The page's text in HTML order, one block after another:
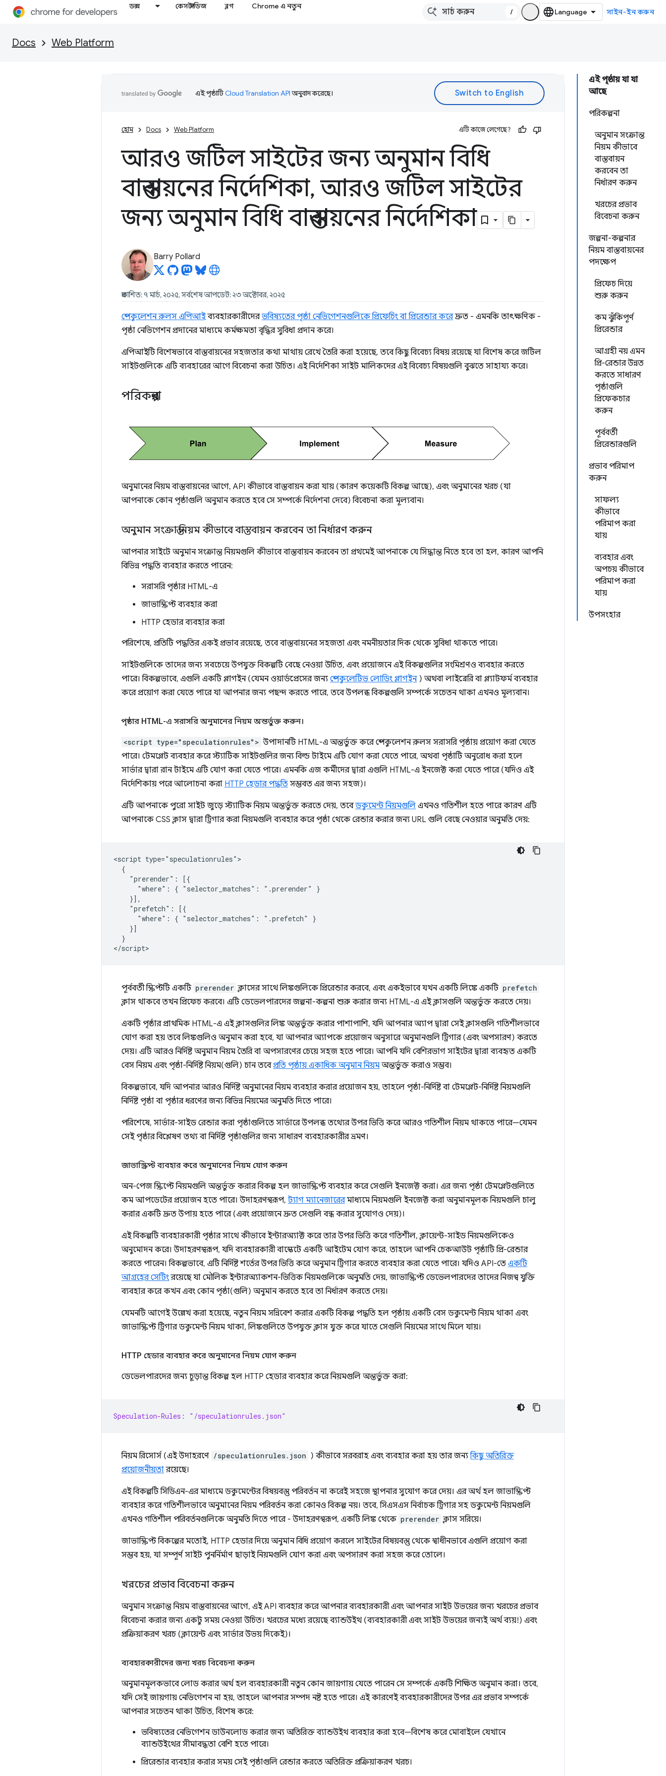
ডক্স কেস স্টাডিজ ব্লগ Chrome এ নতুন
/ সাইন-ইন করুন
Docs Web Platform
এই পৃষ্ঠায় যা যা
আছে
পরিকল্পনা
অনুমান সংক্রান্ত
নিয়ম কীভাবে
বাস্তবায়ন
করবেন তা
নির্ধারণ করুন
খরচের প্রভাব
বিবেচনা করুন
জল্পনা-কল্পনার
নিয়ম বাস্তবায়নের
পদক্ষেপ
প্রিফেচ দিয়ে
শুরু করুন
কম ঝুঁকিপূর্ণ
প্রিরেন্ডার
আগ্রহী নয় এমন
প্রি-রেন্ডার উন্নত
করতে সাধারণ
পৃষ্ঠাগুলি
প্রিফেকচার
করুন
পূর্ববর্তী
প্রিরেন্ডারগুলি
প্রভাব পরিমাপ
করুন
সাফল্য
কীভাবে
পরিমাপ করা
যায়
ব্যবহার এবং
অপচয় কীভাবে
পরিমাপ করা
যায়
উপসংহার
এই পৃষ্ঠাটিCloud Translation APIঅনুবাদ করেছে।
হোম Docs Web Platform এটি কাজে লেগেছে?
আরও জটিল সাইটের জন্য অনুমান বিধি
বাস্তবায়নের নির্দেশিকা, আরও জটিল সাইটের
জন্য অনুমান বিধি বাস্তবায়নের নির্দেশিকা
Barry Pollard
প্রকাশিত: ৭ মার্চ, ২০২৫, সর্বশেষ আপডেট: ২৩ অক্টোবর, ২০২৫
স্পেকুলেশন রুলস এপিআইব্যবহারকারীদেরভবিষ্যতের পৃষ্ঠা নেভিগেশনগুলিকে প্রিফেচিং বা প্রিরেন্ডার করেদ্রুত - এমনকি তাৎক্ষণিক -
পৃষ্ঠা নেভিগেশন প্রদানের মাধ্যমে কর্মক্ষমতা বৃদ্ধির সুবিধা প্রদান করে।
এপিআইটি বিশেষভাবে বাস্তবায়নের সহজতার কথা মাথায় রেখে তৈরি করা হয়েছে, তবে কিছু বিবেচ্য বিষয় রয়েছে যা বিশেষ করে জটিল
সাইটগুলিকে এটি ব্যবহারের আগে বিবেচনা করা উচিত। এই নির্দেশিকা সাইট মালিকদের এই বিবেচ্য বিষয়গুলি বুঝতে সাহায্য করে।
পরিকল্পনা
অনুমানের নিয়ম বাস্তবায়নের আগে, API কীভাবে বাস্তবায়ন করা যায় (কারণ কয়েকটি বিকল্প আছে), এবং অনুমানের খরচ (যা
আপনাকে কোন পৃষ্ঠাগুলি অনুমান করতে হবে সে সম্পর্কে নির্দেশনা দেবে) বিবেচনা করা মূল্যবান।
অনুমান সংক্রান্ত নিয়ম কীভাবে বাস্তবায়ন করবেন তা নির্ধারণ করুন
আপনার সাইটে অনুমান সংক্রান্ত নিয়মগুলি কীভাবে বাস্তবায়ন করবেন তা প্রথমেই আপনাকে যে সিদ্ধান্ত নিতে হবে তা হল, কারণ আপনি
বিভিন্ন পদ্ধতি ব্যবহার করতে পারেন:
সরাসরি পৃষ্ঠার HTML-এ
জাভাস্ক্রিপ্ট ব্যবহার করা
HTTP হেডার ব্যবহার করা
পরিশেষে, প্রতিটি পদ্ধতির একই প্রভাব রয়েছে, তবে বাস্তবায়নের সহজতা এবং নমনীয়তার দিক থেকে সুবিধা থাকতে পারে।
সাইটগুলিকে তাদের জন্য সবচেয়ে উপযুক্ত বিকল্পটি বেছে নেওয়া উচিত, এবং প্রয়োজনে এই বিকল্পগুলির সংমিশ্রণও ব্যবহার করতে
পারে। বিকল্পভাবে, এগুলি একটি প্লাগইন (যেমন ওয়ার্ডপ্রেসের জন্য স্পেকুলেটিভ লোডিং প্লাগইন) অথবা লাইব্রেরি বা প্ল্যাটফর্ম ব্যবহার
করে প্রয়োগ করা যেতে পারে যা আপনার জন্য পছন্দ করতে পারে, তবে উপলব্ধ বিকল্পগুলি সম্পর্কে সচেতন থাকা এখনও মূল্যবান।
পৃষ্ঠার HTML-এ সরাসরি অনুমানের নিয়ম অন্তর্ভুক্ত করুন।
<script type="speculationrules"> উপাদানটি HTML-এ অন্তর্ভুক্ত করে স্পেকুলেশন রুলস সরাসরি পৃষ্ঠায় প্রয়োগ করা যেতে
পারে। টেমপ্লেট ব্যবহার করে স্ট্যাটিক সাইটগুলির জন্য বিল্ড টাইমে এটি যোগ করা যেতে পারে, অথবা পৃষ্ঠাটি অনুরোধ করা হলে
সার্ভার দ্বারা রান টাইমে এটি যোগ করা যেতে পারে। এমনকি এজ কর্মীদের দ্বারা এগুলি HTML-এ ইনজেক্ট করা যেতে পারে (যদিও এই
নির্দেশিকায় পরে আলোচনা করা HTTP হেডার পদ্ধতি সম্ভবত এর জন্য সহজ)।
এটি আপনাকে পুরো সাইট জুড়ে স্ট্যাটিক নিয়ম অন্তর্ভুক্ত করতে দেয়, তবেডকুমেন্ট নিয়মগুলি এখনও গতিশীল হতে পারে কারণ এটি
আপনাকে CSS ক্লাস দ্বারা ট্রিগার করা নিয়মগুলি ব্যবহার করে পৃষ্ঠা থেকে রেন্ডার করার জন্য URL গুলি বেছে নেওয়ার অনুমতি দেয়:
<script type="speculationrules">
  {
    "prerender": [{
      "where": { "selector_matches": ".prerender" }
    }],
    "prefetch": [{
      "where": { "selector_matches": ".prefetch" }
    }]
  }
পূর্ববর্তী স্ক্রিপ্টটি একটি prerender ক্লাসের সাথে লিঙ্কগুলিকে প্রিরেন্ডার করবে, এবং একইভাবে যখন একটি লিঙ্কে একটি prefetch
ক্লাস থাকবে তখন প্রিফেচ করবে। এটি ডেভেলপারদের জল্পনা-কল্পনা শুরু করার জন্য HTML-এ এই ক্লাসগুলি অন্তর্ভুক্ত করতে দেয়।
একটি পৃষ্ঠার প্রাথমিক HTML-এ এই ক্লাসগুলির লিঙ্ক অন্তর্ভুক্ত করার পাশাপাশি, যদি আপনার অ্যাপ দ্বারা সেই ক্লাসগুলি গতিশীলভাবে
যোগ করা হয় তবে লিঙ্কগুলিও অনুমান করা হবে, যা আপনার অ্যাপকে প্রয়োজন অনুসারে অনুমানগুলি ট্রিগার (এবং অপসারণ) করতে
দেয়। এটি আরও নির্দিষ্ট অনুমান নিয়ম তৈরি বা অপসারণের চেয়ে সহজ হতে পারে। আপনি যদি বেশিরভাগ সাইটের দ্বারা ব্যবহৃত একটি
বেস নিয়ম এবং পৃষ্ঠা-নির্দিষ্ট নিয়ম(গুলি) চান তবেপ্রতি পৃষ্ঠায় একাধিক অনুমান নিয়ম অন্তর্ভুক্ত করাও সম্ভব।
বিকল্পভাবে, যদি আপনার আরও নির্দিষ্ট অনুমানের নিয়ম ব্যবহার করার প্রয়োজন হয়, তাহলে পৃষ্ঠা-নির্দিষ্ট বা টেমপ্লেট-নির্দিষ্ট নিয়মগুলি
নির্দিষ্ট পৃষ্ঠা বা পৃষ্ঠার ধরণের জন্য বিভিন্ন নিয়মের অনুমতি দিতে পারে।
পরিশেষে, সার্ভার-সাইড রেন্ডার করা পৃষ্ঠাগুলিতে সার্ভারে উপলব্ধ তথ্যের উপর ভিত্তি করে আরও গতিশীল নিয়ম থাকতে পারে—যেমন
সেই পৃষ্ঠার বিশ্লেষণ তথ্য বা নির্দিষ্ট পৃষ্ঠাগুলির জন্য সাধারণ ব্যবহারকারীর ভ্রমণ।
জাভাস্ক্রিপ্ট ব্যবহার করে অনুমানের নিয়ম যোগ করুন
অন-পেজ স্ক্রিপ্টে নিয়মগুলি অন্তর্ভুক্ত করার বিকল্প হল জাভাস্ক্রিপ্ট ব্যবহার করে সেগুলি ইনজেক্ট করা। এর জন্য পৃষ্ঠা টেমপ্লেটগুলিতে
কম আপডেটের প্রয়োজন হতে পারে। উদাহরণস্বরূপ, ট্যাগ ম্যানেজারেরমাধ্যমে নিয়মগুলি ইনজেক্ট করা অনুমানমূলক নিয়মগুলি চালু
করার একটি দ্রুত উপায় হতে পারে (এবং প্রয়োজনে দ্রুত সেগুলি বন্ধ করার সুযোগও দেয়)।
এই বিকল্পটি ব্যবহারকারী পৃষ্ঠার সাথে কীভাবে ইন্টারঅ্যাক্ট করে তার উপর ভিত্তি করে গতিশীল, ক্লায়েন্ট-সাইড নিয়মগুলিকেও
অনুমোদন করে। উদাহরণস্বরূপ, যদি ব্যবহারকারী বাস্কেটে একটি আইটেম যোগ করে, তাহলে আপনি চেকআউট পৃষ্ঠাটি প্রি-রেন্ডার
করতে পারেন। বিকল্পভাবে, এটি নির্দিষ্ট শর্তের উপর ভিত্তি করে অনুমান ট্রিগার করতে ব্যবহার করা যেতে পারে। যদিও API-তে একটি
আগ্রহের সেটিংরয়েছে যা মৌলিক ইন্টারঅ্যাকশন-ভিত্তিক নিয়মগুলিকে অনুমতি দেয়, জাভাস্ক্রিপ্ট ডেভেলপারদের তাদের নিজস্ব যুক্তি
ব্যবহার করে কখন এবং কোন পৃষ্ঠা(গুলি) অনুমান করতে হবে তা নির্ধারণ করতে দেয়।
যেমনটি আগেই উল্লেখ করা হয়েছে, নতুন নিয়ম সন্নিবেশ করার একটি বিকল্প পদ্ধতি হল পৃষ্ঠায় একটি বেস ডকুমেন্ট নিয়ম থাকা এবং
জাভাস্ক্রিপ্ট ট্রিগার ডকুমেন্ট নিয়ম থাকা, লিঙ্কগুলিতে উপযুক্ত ক্লাস যুক্ত করে যাতে সেগুলি নিয়মের সাথে মিলে যায়।
HTTP হেডার ব্যবহার করে অনুমানের নিয়ম যোগ করুন
ডেভেলপারদের জন্য চূড়ান্ত বিকল্প হল HTTP হেডার ব্যবহার করে নিয়মগুলি অন্তর্ভুক্ত করা:
Speculation-Rules: "/speculationrules.json"
নিয়ম রিসোর্স (এই উদাহরণে /speculationrules.json ) কীভাবে সরবরাহ এবং ব্যবহার করা হয় তার জন্যকিছু অতিরিক্ত
প্রয়োজনীয়তারয়েছে।
এই বিকল্পটি সিডিএন-এর মাধ্যমে ডকুমেন্টের বিষয়বস্তু পরিবর্তন না করেই সহজে স্থাপনার সুযোগ করে দেয়। এর অর্থ হল জাভাস্ক্রিপ্ট
ব্যবহার করে গতিশীলভাবে অনুমানের নিয়ম পরিবর্তন করা কোনও বিকল্প নয়। তবে, সিএসএস নির্বাচক ট্রিগার সহ ডকুমেন্ট নিয়মগুলি
এখনও গতিশীল পরিবর্তনগুলিকে অনুমতি দিতে পারে - উদাহরণস্বরূপ, একটি লিঙ্ক থেকে prerender ক্লাস সরিয়ে।
জাভাস্ক্রিপ্ট বিকল্পের মতোই, HTTP হেডার দিয়ে অনুমান বিধি প্রয়োগ করলে সাইটের বিষয়বস্তু থেকে স্বাধীনভাবে এগুলি প্রয়োগ করা
সম্ভব হয়, যা সম্পূর্ণ সাইট পুনর্নির্মাণ ছাড়াই নিয়মগুলি যোগ করা এবং অপসারণ করা সহজ করে তোলে।
খরচের প্রভাব বিবেচনা করুন
অনুমান সংক্রান্ত নিয়ম বাস্তবায়নের আগে, এই API ব্যবহার করে আপনার ব্যবহারকারী এবং আপনার সাইট উভয়ের জন্য খরচের প্রভাব
বিবেচনা করার জন্য একটু সময় নেওয়া উচিত। খরচের মধ্যে রয়েছে ব্যান্ডউইথ (ব্যবহারকারী এবং সাইট উভয়ের জন্যই অর্থ ব্যয়!) এবং
প্রক্রিয়াকরণ খরচ (ক্লায়েন্ট এবং সার্ভার উভয় দিকেই)।
ব্যবহারকারীদের জন্য খরচ বিবেচনা করুন
অনুমানমূলকভাবে লোড করার অর্থ হল ব্যবহারকারী নতুন কোন জায়গায় যেতে পারেন সে সম্পর্কে একটি শিক্ষিত অনুমান করা। তবে,
যদি সেই জায়গায় নেভিগেশন না হয়, তাহলে আপনার সম্পদ নষ্ট হতে পারে। এই কারণেই ব্যবহারকারীদের উপর এর প্রভাব সম্পর্কে
আপনার সচেতন থাকা উচিত, বিশেষ করে:
ভবিষ্যতের নেভিগেশন ডাউনলোড করার জন্য অতিরিক্ত ব্যান্ডউইথ ব্যবহার করা হবে—বিশেষ করে মোবাইলে যেখানে
ব্যান্ডউইথের সীমাবদ্ধতা বেশি হতে পারে।
প্রিরেন্ডার ব্যবহার করার সময় সেই পৃষ্ঠাগুলি রেন্ডার করতে অতিরিক্ত প্রক্রিয়াকরণ খরচ।